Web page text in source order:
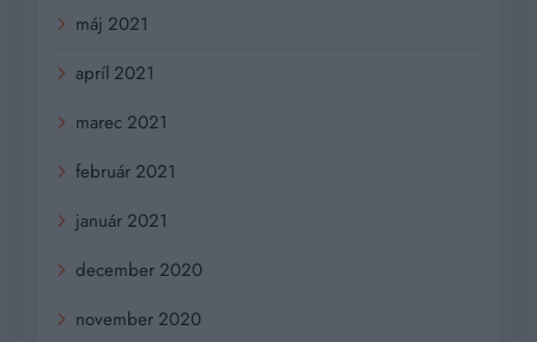
máj 2021
apríl 2021
marec 2021
február 2021
január 2021
december 2020
november 2020